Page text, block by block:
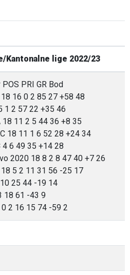
Kantonalne lige 2022/23
PRI GR Bod
18 16 0 2 85 27 +58 48
1 2 57 22 +35 46
18 11 2 5 44 36 +8 35
18 11 1 6 52 28 +24 34
4 6 49 35 +14 28
2020 18 8 2 8 47 40 +7 26
18 5 2 11 31 56 -25 17
25 44 -19 14
18 61 -43 9
0 2 16 15 74 -59 2